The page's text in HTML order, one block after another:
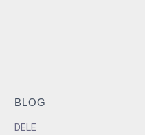
BLOG
DELE